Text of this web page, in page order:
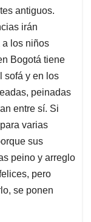
antiguos.
irán
a los niños
Bogotá tiene
sofá y en los
peinadas
entre sí. Si
varias
sus
peino y arreglo
pero
se ponen